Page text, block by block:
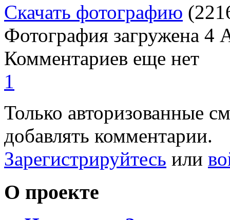
Скачать фотографию
Фотография загружена 4
Комментариев еще нет
1
Только авторизованные
добавлять комментарии.
Зарегистрируйтесь или
О проекте